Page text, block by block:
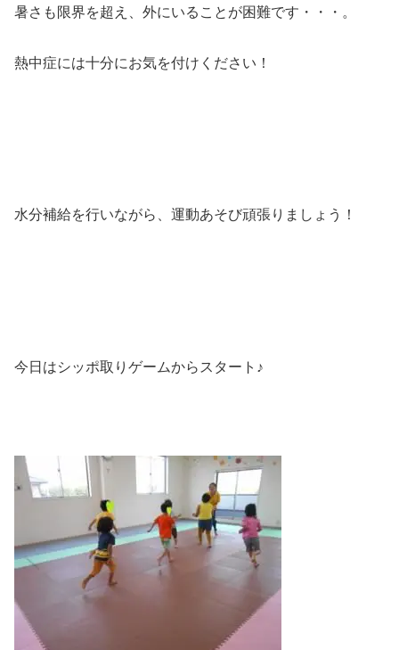
暑さも限界を超え、外にいることが困難です・・・。
熱中症には十分にお気を付けください！
水分補給を行いながら、運動あそび頑張りましょう！
今日はシッポ取りゲームからスタート♪